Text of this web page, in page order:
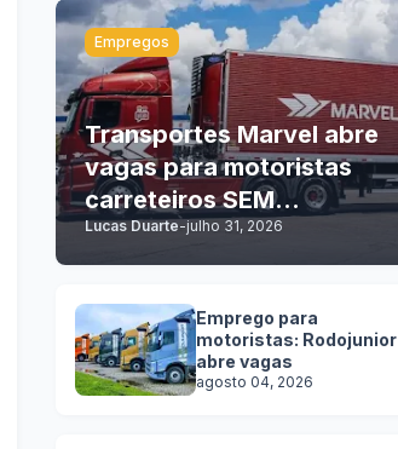
Empregos
Transportes Marvel abre
vagas para motoristas
carreteiros SEM
EXPERIÊNCIA
Lucas Duarte-julho 31, 2026
Emprego para
motoristas: Rodojunior
abre vagas
agosto 04, 2026